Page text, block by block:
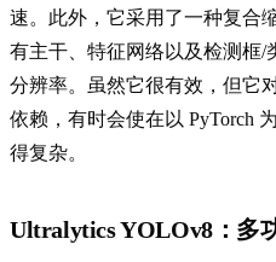
速。此外，它采用了一种复合
有主干、特征网络以及检测框/
分辨率。虽然它很有效，但它
依赖，有时会使在以 PyTorch
得复杂。
Ultralytics YOLOv8：多